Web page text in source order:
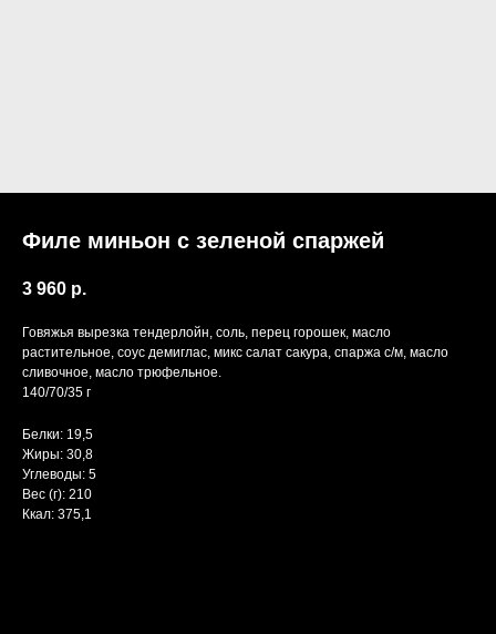
Филе миньон с зеленой спаржей
3 960 р.
Говяжья вырезка тендерлойн, соль, перец горошек, масло
растительное, соус демиглас, микс салат сакура, спаржа с/м, масло
сливочное, масло трюфельное.
140/70/35 г
Белки: 19,5
Жиры: 30,8
Углеводы: 5
Вес (г): 210
Ккал: 375,1